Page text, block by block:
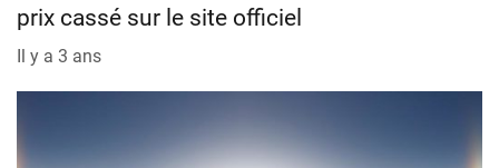
prix cassé sur le site officiel
Il y a 3 ans